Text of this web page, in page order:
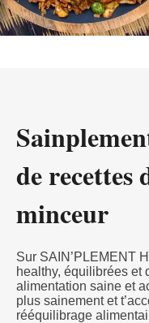
de recettes
minceur
Sur SAIN’PLEMENT
healthy, équilibrées et
alimentation saine et
plus sainement et
rééquilibrage